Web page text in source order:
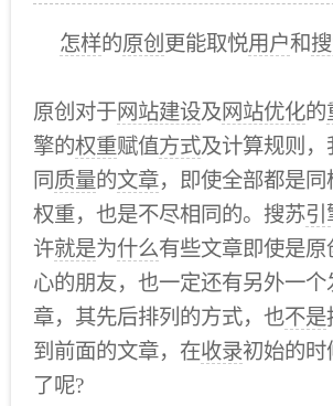
怎样的原创 更能取悦用户和
原创对于网站建设及网站优化的
擎的权重赋值方式及计算规则
同 质量的文章，即使全部都是
权重，也是不尽相同的。搜苏引
许就是为什么有些文章即使是
心的朋友，也一定还有另外一
章，其先后排列的方式，也不是
到前面的文章，在收录初始的时
了呢?